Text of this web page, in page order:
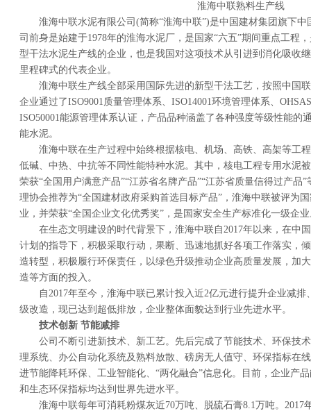
淮海中联熟料生产线
淮海中联水泥有限公司(简称“淮海中联”)是中国建材集团旗下
司前身是始建于1978年的淮海水泥厂，是国家“六五”期间重点工程
型干法水泥生产线的企业，也是我国对这项技术从引进到消化吸收
里程碑式的代表企业。
淮海中联生产线全部采用国际先进的新型干法工艺，按照中国
企业通过了ISO9001质量管理体系、ISO14001环境管理体系、
ISO50001能源管理体系认证，产品品种涵盖了各种强度等级性能的
能水泥。
淮海中联在生产过程中始终根据核电、机场、高铁、高架等工
低碱、中热、中抗等不同性能特种水泥。其中，核电工程专用水泥
荣获“全国用户满意产品”“江苏省名牌产品”“江苏省质量信得过产品
理协会推荐为“全国建材政府采购首选目标产品”，淮海中联被评为
业，并荣获“全国企业文化优秀奖”，是国家安全生产标准化一级企
在生态文明建设的时代背景下，淮海中联自2017年以来，在中
计划的指导下，积极采取行动，果断、迅速地抓好各项工作落实，
造转型，积极履行环保责任，以绿色升级推动企业高质量发展，加
造等方面的投入。
自2017年至今，淮海中联已累计投入近2亿元进行提升企业减
级改造，现已达到超低排放，企业整体面貌达到行业先进水平。
技术创新 节能减排
公司不断引进新技术、新工艺。先后完成了节能技术、环保技
理系统、办公自动化系统及熟料放散、磅房无人值守、环保指标在
进节能降耗环保、工业智能化、“两化融合”信息化。目前，企业产
和生态环保指标均达到世界先进水平。
淮海中联每年可消耗粉煤灰近70万吨、脱硫石膏8.1万吨。2017